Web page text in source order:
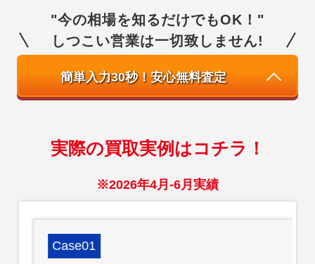
"今の相場を知るだけでもOK！"
しつこい営業は一切致しません!
簡単入力30秒！安心無料査定
実際の買取実例はコチラ！
※2026年4月-6月実績
Case01